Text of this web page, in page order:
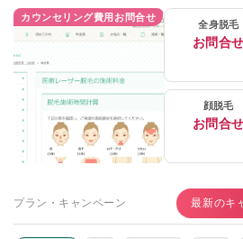
カウンセリング費用お問合せ
全身脱毛
お問合せ
顔脱毛
お問合せ
プラン・キャンペーン 最新のキ